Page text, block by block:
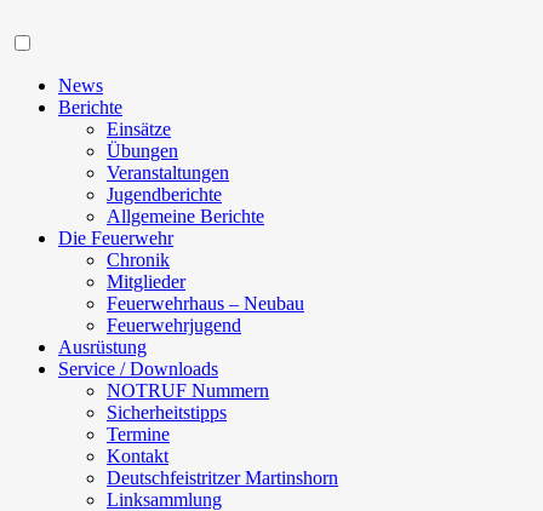
News
Berichte
Einsätze
Übungen
Veranstaltungen
Jugendberichte
Allgemeine Berichte
Die Feuerwehr
Chronik
Mitglieder
Feuerwehrhaus – Neubau
Feuerwehrjugend
Ausrüstung
Service / Downloads
NOTRUF Nummern
Sicherheitstipps
Termine
Kontakt
Deutschfeistritzer Martinshorn
Linksammlung